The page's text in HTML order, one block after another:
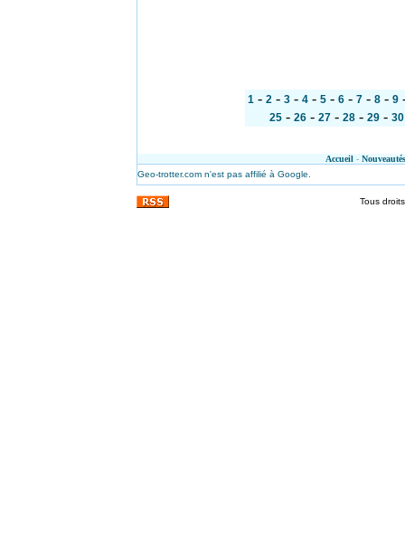
1 - 2 - 3 - 4 - 5 - 6 - 7 - 8 - 9
25- 26- 27- 28- 29- 30
Accueil- Nouveautés
Geo-trotter.com n'est pas affilié à Google.
Tous